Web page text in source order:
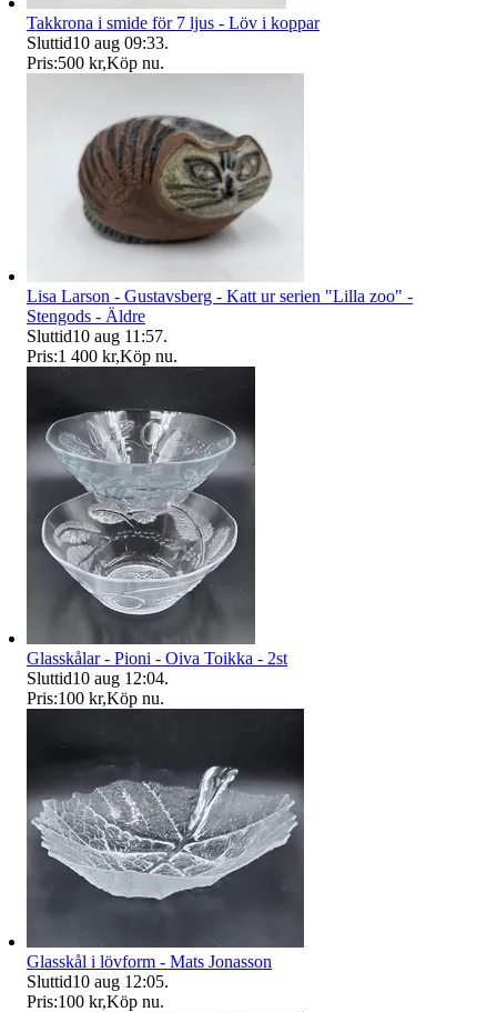
Takkrona i smide för 7 ljus - Löv i koppar
Sluttid10 aug 09:33.
Pris:500 kr,Köp nu.
Lisa Larson - Gustavsberg - Katt ur serien "Lilla zoo" -
Stengods - Äldre
Sluttid10 aug 11:57.
Pris:1 400 kr,Köp nu.
Glasskålar - Pioni - Oiva Toikka - 2st
Sluttid10 aug 12:04.
Pris:100 kr,Köp nu.
Glasskål i lövform - Mats Jonasson
Sluttid10 aug 12:05.
Pris:100 kr,Köp nu.